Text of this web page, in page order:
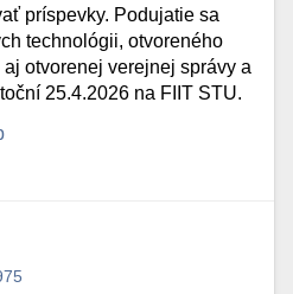
príspevky. Podujatie sa
technológii, otvoreného
otvorenej verejnej správy a
25.4.2026 na FIIT STU.